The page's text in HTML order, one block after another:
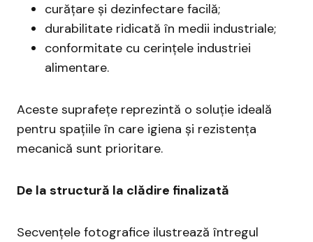
curățare și dezinfectare facilă;
durabilitate ridicată în medii industriale;
conformitate cu cerințele industriei
alimentare.
Aceste suprafețe reprezintă o soluție ideală
pentru spațiile în care igiena și rezistența
mecanică sunt prioritare.
De la structură la clădire finalizată
Secvențele fotografice ilustrează întregul